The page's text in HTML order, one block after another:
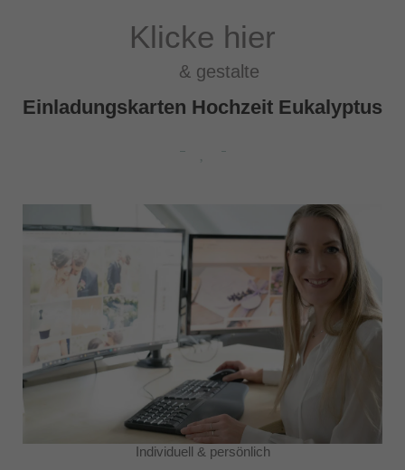
Klicke hier
& gestalte
Einladungskarten Hochzeit Eukalyptus
Individuell & persönlich